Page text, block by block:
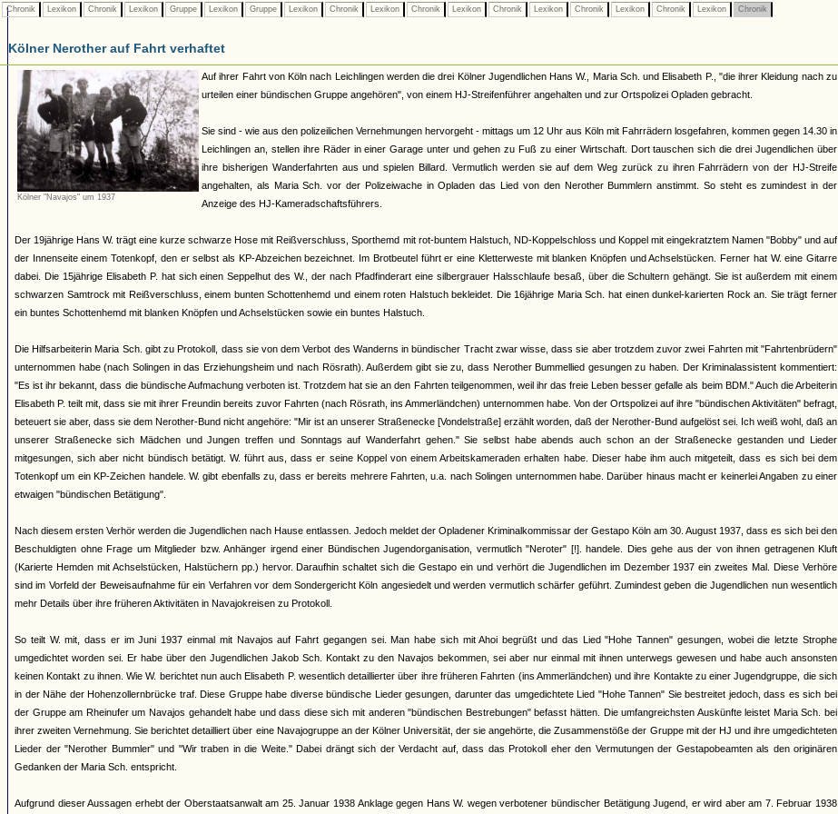
Chronik Lexikon Chronik Lexikon Gruppe Lexikon Gruppe Lexikon Chronik Lexikon Chronik Lexikon Chronik Lexikon Chronik Lexikon Chronik Lexikon Chronik
Kölner Nerother auf Fahrt verhaftet
Kölner "Navajos" um 1937
Auf ihrer Fahrt von Köln nach Leichlingen werden die drei Kölner Jugendlichen Hans W., Maria Sch. und Elisabeth P., "die ihrer Kleidung nach zu
urteilen einer bündischen Gruppe angehören", von einem HJ-Streifenführer angehalten und zur Ortspolizei Opladen gebracht.
Sie sind - wie aus den polizeilichen Vernehmungen hervorgeht - mittags um 12 Uhr aus Köln mit Fahrrädern losgefahren, kommen gegen 14.30 in
Leichlingen an, stellen ihre Räder in einer Garage unter und gehen zu Fuß zu einer Wirtschaft. Dort tauschen sich die drei Jugendlichen über
ihre bisherigen Wanderfahrten aus und spielen Billard. Vermutlich werden sie auf dem Weg zurück zu ihren Fahrrädern von der HJ-Streife
angehalten, als Maria Sch. vor der Polizeiwache in Opladen das Lied von den Nerother Bummlern anstimmt. So steht es zumindest in der
Anzeige des HJ-Kameradschaftsführers.
Der 19jährige Hans W. trägt eine kurze schwarze Hose mit Reißverschluss, Sporthemd mit rot-buntem Halstuch, ND-Koppelschloss und Koppel mit eingekratztem Namen "Bobby" und auf
der Innenseite einem Totenkopf, den er selbst als KP-Abzeichen bezeichnet. Im Brotbeutel führt er eine Kletterweste mit blanken Knöpfen und Achselstücken. Ferner hat W. eine Gitarre
dabei. Die 15jährige Elisabeth P. hat sich einen Seppelhut des W., der nach Pfadfinderart eine silbergrauer Halsschlaufe besaß, über die Schultern gehängt. Sie ist außerdem mit einem
schwarzen Samtrock mit Reißverschluss, einem bunten Schottenhemd und einem roten Halstuch bekleidet. Die 16jährige Maria Sch. hat einen dunkel-karierten Rock an. Sie trägt ferner
ein buntes Schottenhemd mit blanken Knöpfen und Achselstücken sowie ein buntes Halstuch.
Die Hilfsarbeiterin Maria Sch. gibt zu Protokoll, dass sie von dem Verbot des Wanderns in bündischer Tracht zwar wisse, dass sie aber trotzdem zuvor zwei Fahrten mit "Fahrtenbrüdern"
unternommen habe (nach Solingen in das Erziehungsheim und nach Rösrath). Außerdem gibt sie zu, dass Nerother Bummellied gesungen zu haben. Der Kriminalassistent kommentiert:
"Es ist ihr bekannt, dass die bündische Aufmachung verboten ist. Trotzdem hat sie an den Fahrten teilgenommen, weil ihr das freie Leben besser gefalle als beim BDM." Auch die Arbeiterin
Elisabeth P. teilt mit, dass sie mit ihrer Freundin bereits zuvor Fahrten (nach Rösrath, ins Ammerländchen) unternommen habe. Von der Ortspolizei auf ihre "bündischen Aktivitäten" befragt,
beteuert sie aber, dass sie dem Nerother-Bund nicht angehöre: "Mir ist an unserer Straßenecke [Vondelstraße] erzählt worden, daß der Nerother-Bund aufgelöst sei. Ich weiß wohl, daß an
unserer Straßenecke sich Mädchen und Jungen treffen und Sonntags auf Wanderfahrt gehen." Sie selbst habe abends auch schon an der Straßenecke gestanden und Lieder
mitgesungen, sich aber nicht bündisch betätigt. W. führt aus, dass er seine Koppel von einem Arbeitskameraden erhalten habe. Dieser habe ihm auch mitgeteilt, dass es sich bei dem
Totenkopf um ein KP-Zeichen handele. W. gibt ebenfalls zu, dass er bereits mehrere Fahrten, u.a. nach Solingen unternommen habe. Darüber hinaus macht er keinerlei Angaben zu einer
etwaigen "bündischen Betätigung".
Nach diesem ersten Verhör werden die Jugendlichen nach Hause entlassen. Jedoch meldet der Opladener Kriminalkommissar der Gestapo Köln am 30. August 1937, dass es sich bei den
Beschuldigten ohne Frage um Mitglieder bzw. Anhänger irgend einer Bündischen Jugendorganisation, vermutlich "Neroter" [!]. handele. Dies gehe aus der von ihnen getragenen Kluft
(Karierte Hemden mit Achselstücken, Halstüchern pp.) hervor. Daraufhin schaltet sich die Gestapo ein und verhört die Jugendlichen im Dezember 1937 ein zweites Mal. Diese Verhöre
sind im Vorfeld der Beweisaufnahme für ein Verfahren vor dem Sondergericht Köln angesiedelt und werden vermutlich schärfer geführt. Zumindest geben die Jugendlichen nun wesentlich
mehr Details über ihre früheren Aktivitäten in Navajokreisen zu Protokoll.
So teilt W. mit, dass er im Juni 1937 einmal mit Navajos auf Fahrt gegangen sei. Man habe sich mit Ahoi begrüßt und das Lied "Hohe Tannen" gesungen, wobei die letzte Strophe
umgedichtet worden sei. Er habe über den Jugendlichen Jakob Sch. Kontakt zu den Navajos bekommen, sei aber nur einmal mit ihnen unterwegs gewesen und habe auch ansonsten
keinen Kontakt zu ihnen. Wie W. berichtet nun auch Elisabeth P. wesentlich detaillierter über ihre früheren Fahrten (ins Ammerländchen) und ihre Kontakte zu einer Jugendgruppe, die sich
in der Nähe der Hohenzollernbrücke traf. Diese Gruppe habe diverse bündische Lieder gesungen, darunter das umgedichtete Lied "Hohe Tannen" Sie bestreitet jedoch, dass es sich bei
der Gruppe am Rheinufer um Navajos gehandelt habe und dass diese sich mit anderen "bündischen Bestrebungen" befasst hätten. Die umfangreichsten Auskünfte leistet Maria Sch. bei
ihrer zweiten Vernehmung. Sie berichtet detailliert über eine Navajogruppe an der Kölner Universität, der sie angehörte, die Zusammenstöße der Gruppe mit der HJ und ihre umgedichteten
Lieder der "Nerother Bummler" und "Wir traben in die Weite." Dabei drängt sich der Verdacht auf, dass das Protokoll eher den Vermutungen der Gestapobeamten als den originären
Gedanken der Maria Sch. entspricht.
Aufgrund dieser Aussagen erhebt der Oberstaatsanwalt am 25. Januar 1938 Anklage gegen Hans W. wegen verbotener bündischer Betätigung Jugend, er wird aber am 7. Februar 1938